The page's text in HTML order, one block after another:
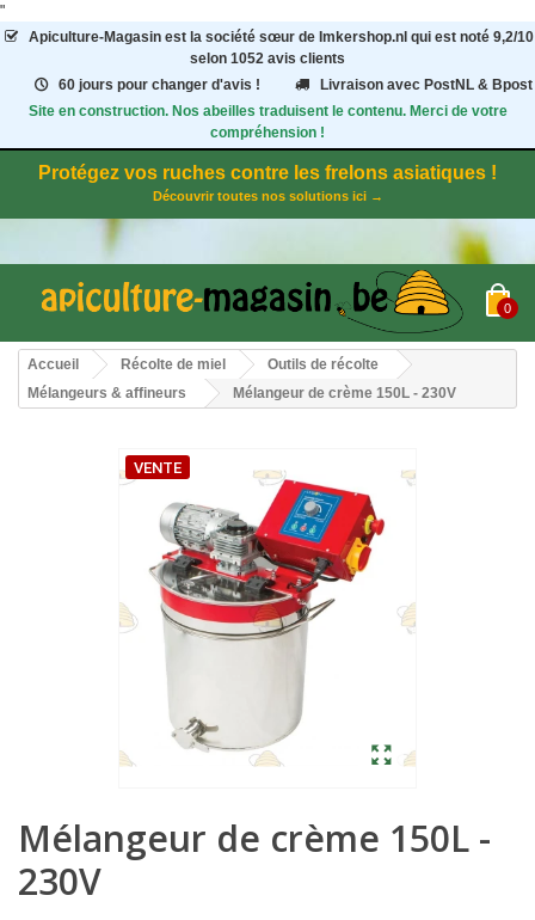
"
Apiculture-Magasinest la société sœur de Imkershop.nl qui est noté 9,2/10
selon 1052 avis clients
60 jours pour changer d'avis !
Livraison avec PostNL & Bpost
Site en construction. Nos abeilles traduisent le contenu. Merci de votre
compréhension !
Protégez vos ruches contre les frelons asiatiques !
Découvrir toutes nos solutions ici →
0
Accueil Récolte de miel
Outils de récolte
Mélangeurs & affineurs
Mélangeur de crème 150L - 230V
VENTE
Mélangeur de crème 150L -
230V